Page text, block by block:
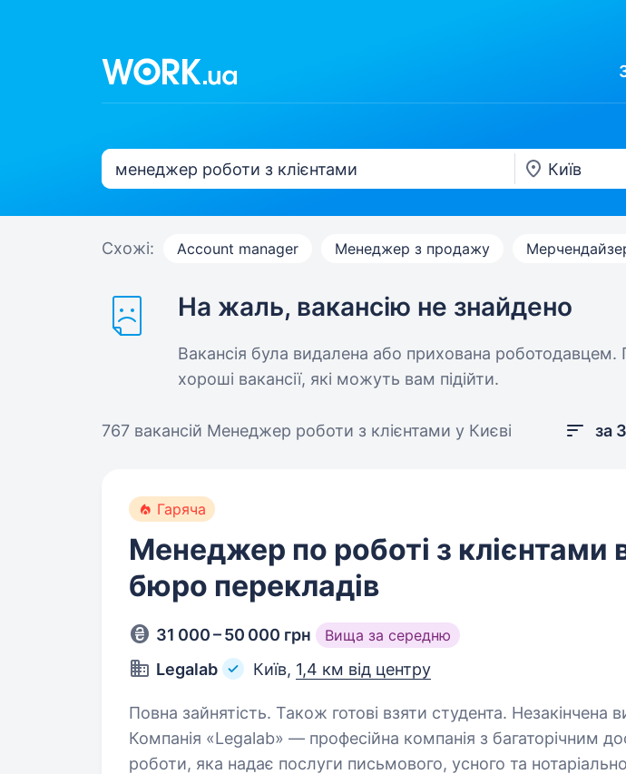
Схожі: Account manager Менеджер з продажу
На жаль, вакансію не знайдено
Вакансія була видалена або прихована роботодавцем.
хороші вакансії, які можуть вам підійти.
767 вакансій Менеджер роботи з клієнтами у Києві за
Гаряча
Менеджер по роботі з клієнтами
бюро перекладів
31 000 – 50 000 грн Вища за середню
Legalab Київ, 1,4 км від центру
Повна зайнятість. Також готові взяти студента. Незакінчена
Компанія «Legalab» — професійна компанія з багаторічним
роботи, яка надає послуги письмового, усного та